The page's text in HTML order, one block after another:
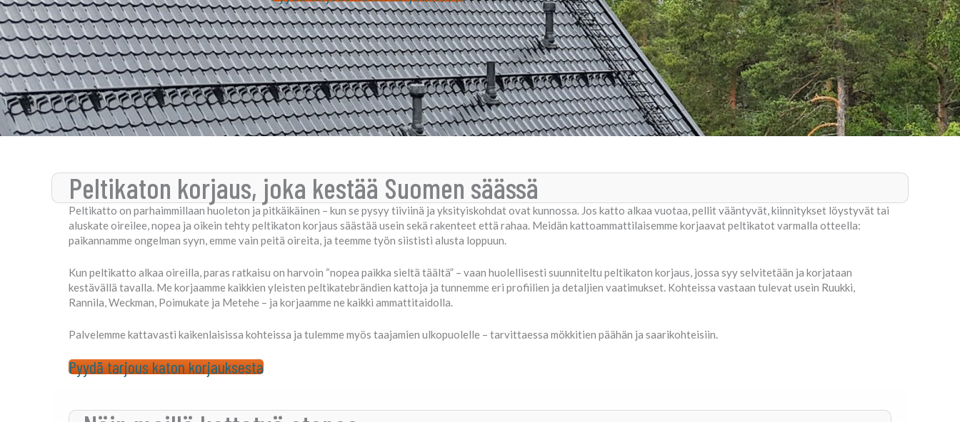
Peltikaton korjaus, joka kestää Suomen säässä
Peltikatto on parhaimmillaan huoleton ja pitkäikäinen – kun se pysyy tiiviinä ja yksityiskohdat ovat kunnossa. Jos katto alkaa vuotaa, pellit vääntyvät, kiinnitykset löystyvät tai
aluskate oireilee, nopea ja oikein tehty peltikaton korjaus säästää usein sekä rakenteet että rahaa. Meidän kattoammattilaisemme korjaavat peltikatot varmalla otteella:
paikannamme ongelman syyn, emme vain peitä oireita, ja teemme työn siististi alusta loppuun.
Kun peltikatto alkaa oireilla, paras ratkaisu on harvoin “nopea paikka sieltä täältä” – vaan huolellisesti suunniteltu peltikaton korjaus, jossa syy selvitetään ja korjataan
kestävällä tavalla. Me korjaamme kaikkien yleisten peltikatebrändien kattoja ja tunnemme eri profiilien ja detaljien vaatimukset. Kohteissa vastaan tulevat usein Ruukki,
Rannila, Weckman, Poimukate ja Metehe – ja korjaamme ne kaikki ammattitaidolla.
Palvelemme kattavasti kaikenlaisissa kohteissa ja tulemme myös taajamien ulkopuolelle – tarvittaessa mökkitien päähän ja saarikohteisiin.
Pyydä tarjous katon korjauksesta